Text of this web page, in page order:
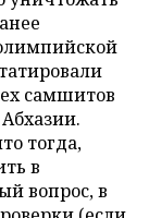
самшитов
тогда,
в
вопрос, в